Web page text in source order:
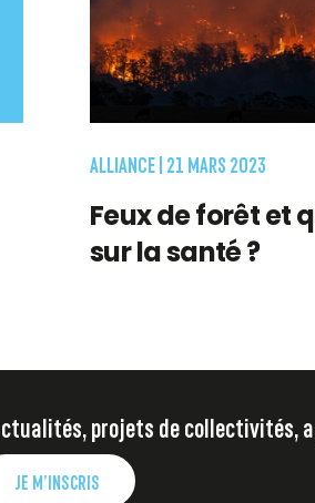
ALLIANCE | 21 MARS 2023
Feux de forêt et
sur la santé ?
projets de collectivités,
JE M’INSCRIS